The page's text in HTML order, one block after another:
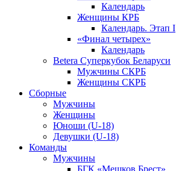
Календарь
Женщины КРБ
Календарь. Этап I
«Финал четырех»
Календарь
Betera Суперкубок Беларуси
Мужчины СКРБ
Женщины СКРБ
Сборные
Мужчины
Женщины
Юноши (U-18)
Девушки (U-18)
Команды
Мужчины
БГК «Мешков Брест»